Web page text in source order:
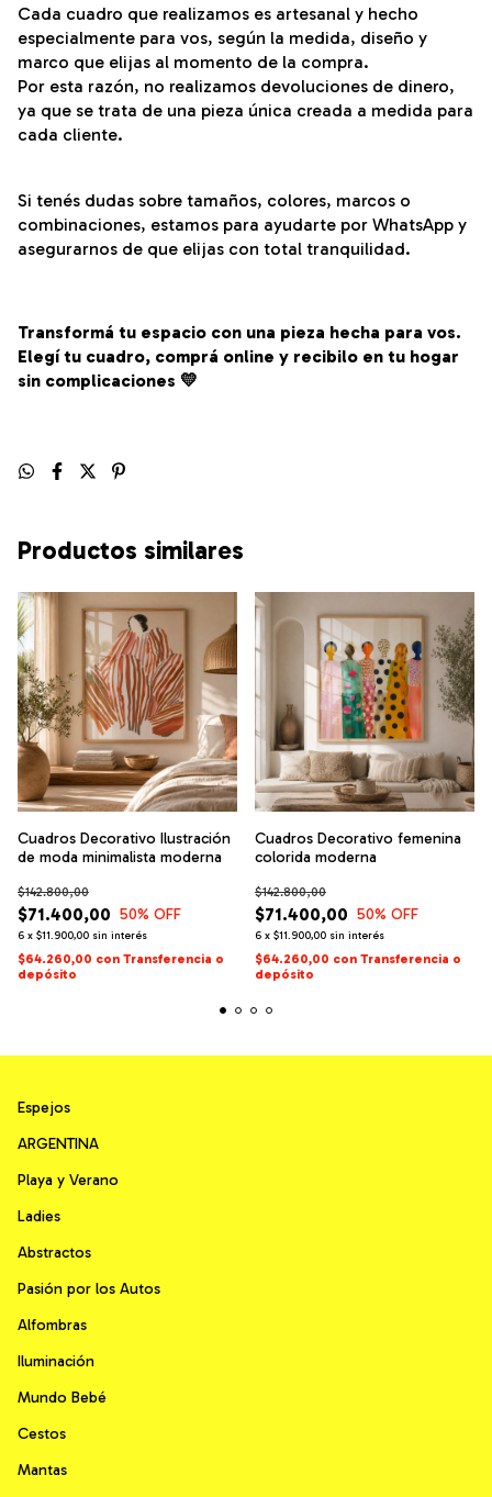
Cada cuadro que realizamos es artesanal y hecho
especialmente para vos, según la medida, diseño y
marco que elijas al momento de la compra.
Por esta razón, no realizamos devoluciones de dinero,
ya que se trata de una pieza única creada a medida para
cada cliente.
Si tenés dudas sobre tamaños, colores, marcos o
combinaciones, estamos para ayudarte por WhatsApp y
asegurarnos de que elijas con total tranquilidad.
Transformá tu espacio con una pieza hecha para vos.
Elegí tu cuadro, comprá online y recibilo en tu hogar
sin complicaciones 💛
Productos similares
Cuadros Decorativo Ilustración
de moda minimalista moderna
$71.400,00
$142.800,00
50% OFF
6 x $11.900,00 sin interés
$64.260,00 con Transferencia o
depósito
Cuadros Decorativo femenina
colorida moderna
$71.400,00
$142.800,00
50% OFF
6 x $11.900,00 sin interés
$64.260,00 con Transferencia o
depósito
Espejos
ARGENTINA
Playa y Verano
Ladies
Abstractos
Pasión por los Autos
Alfombras
Iluminación
Mundo Bebé
Cestos
Mantas